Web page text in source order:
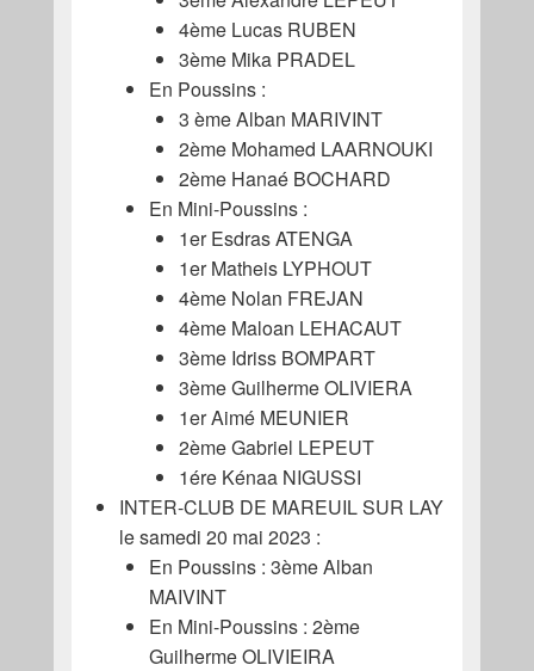
4ème Lucas RUBEN
3ème Mika PRADEL
En Poussins :
3 ème Alban MARIVINT
2ème Mohamed LAARNOUKI
2ème Hanaé BOCHARD
En Mini-Poussins :
1er Esdras ATENGA
1er Matheis LYPHOUT
4ème Nolan FREJAN
4ème Maloan LEHACAUT
3ème Idriss BOMPART
3ème Guilherme OLIVIERA
1er Aimé MEUNIER
2ème Gabriel LEPEUT
1ére Kénaa NIGUSSI
INTER-CLUB DE MAREUIL SUR LAY
le samedi 20 mai 2023 :
En Poussins : 3ème Alban
MAIVINT
En Mini-Poussins : 2ème
Guilherme OLIVIEIRA